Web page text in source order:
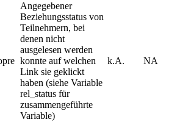
Angegebener
Beziehungsstatus von
Teilnehmern, bei
denen nicht
ausgelesen werden
konnte auf welchen
Link sie geklickt
haben (siehe Variable
rel_status für
zusammengeführte
Variable)
k.A. NA